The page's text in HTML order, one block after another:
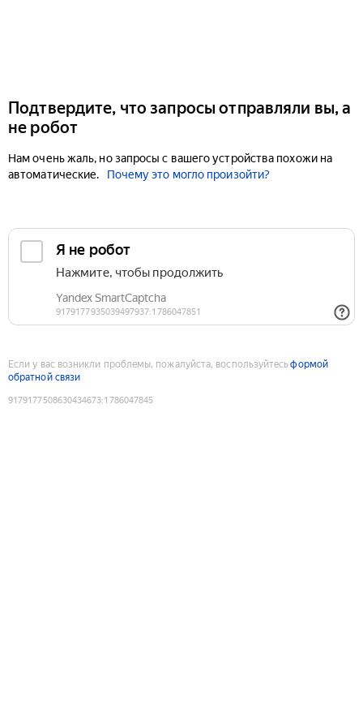
Подтвердите, что запросы отправляли вы, а
не робот
Нам очень жаль, но запросы с вашего устройства похожи на
автоматические.
Почему это могло произойти?
Если у вас возникли проблемы, пожалуйста, воспользуйтесьформой
обратной связи
9179177508630434673:1786047845